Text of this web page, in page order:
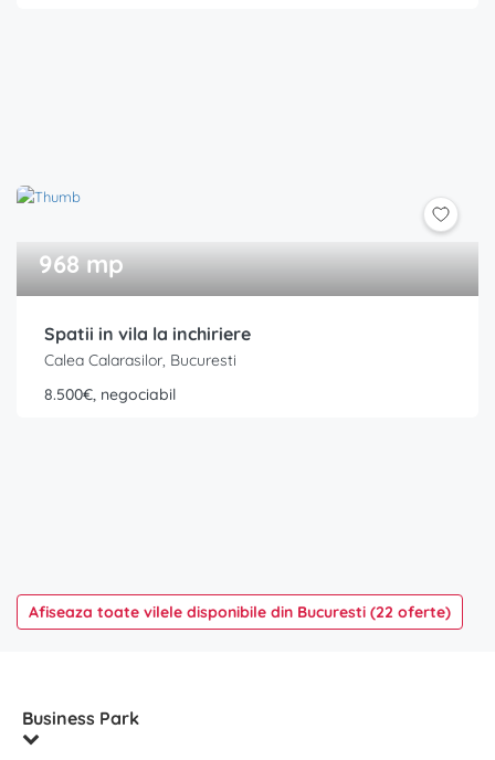
968 mp
Spatii in vila la inchiriere
Calea Calarasilor, Bucuresti
8.500€, negociabil
Afiseaza toate vilele disponibile din Bucuresti (22 oferte)
Business Park